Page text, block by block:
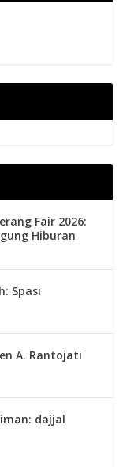
Fair 2026:
Hiburan
Spasi
A. Rantojati
dajjal